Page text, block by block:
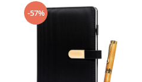
-57%